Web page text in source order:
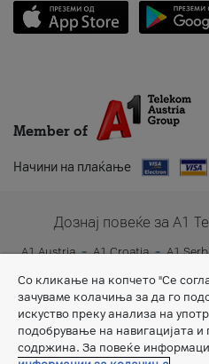
Member of
Начини на плаќање
Дознај повеќе за A1
A1 Austria A1 Croatia A1
Со кликање на копчето "Се
зачуваме колачиња за да го
искуство преку анализа на
подобрување на навигацијата
содржина. За повеќе